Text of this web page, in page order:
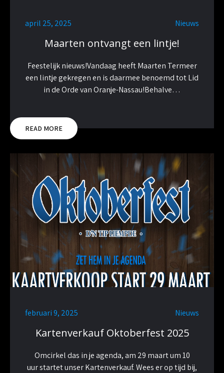
april 25, 2025 Nieuws
Maarten ontvangt een lintje!
Feestelijk nieuws!Vandaag heeft Maarten Termeer
een lintje gekregen en is daarmee benoemd tot Lid
in de Orde van Oranje-Nassau!Behalve…
READ MORE
februari 9, 2025 Nieuws
Kartenverkauf Oktoberfest 2025
Omcirkel das in je agenda, am 29 maart um 10
uur startet unser Kartenverkauf. Wees er op tijd bij,